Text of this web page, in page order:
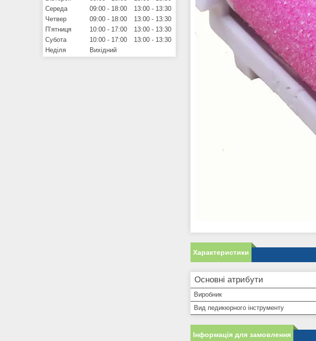
Характеристики
Основні атрибути
Виробник
Вид педикюрного інструменту
Інформація для замовлення
Середа
09:00 18:00 13:00
13:30
Четвер
09:00 18:00 13:00
13:30
Пʼятниця
10:00 17:00 13:00
13:30
Субота
10:00 17:00 13:00
13:30
Неділя
Вихідний